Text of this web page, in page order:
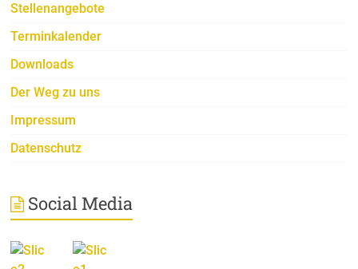
Stellenangebote
Terminkalender
Downloads
Der Weg zu uns
Impressum
Datenschutz
Social Media